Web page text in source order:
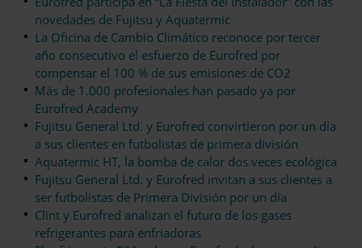
novedades de Fujitsu y Aquatermic
La Oficina de Cambio Climático reconoce por tercer
año consecutivo el esfuerzo de Eurofred por
compensar el 100 % de sus emisiones de CO2
Más de 1.000 profesionales han pasado ya por
Eurofred Academy
Fujitsu General Ltd. y Eurofred convirtieron por un día
a sus clientes en futbolistas de primera división
Aquatermic HT, la bomba de calor dos veces ecológica
Fujitsu General Ltd. y Eurofred invitan a sus clientes a
ser futbolistas de Primera División por un día
Clint y Eurofred analizan el futuro de los gases
refrigerantes para enfriadoras